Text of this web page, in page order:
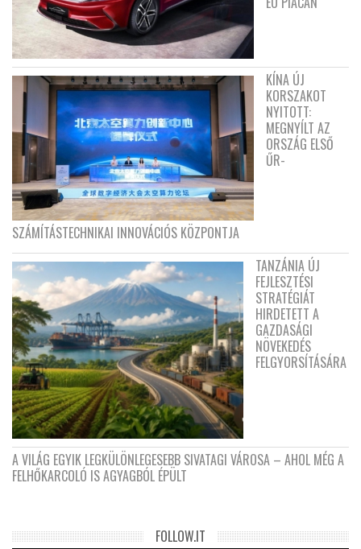
KÍNA ÚJ
KORSZAKOT
NYITOTT:
MEGNYÍLT AZ
ORSZÁG ELSŐ
ŰR-
SZÁMÍTÁSTECHNIKAI INNOVÁCIÓS KÖZPONTJA
TANZÁNIA ÚJ
FEJLESZTÉSI
STRATÉGIÁT
HIRDETETT A
GAZDASÁGI
NÖVEKEDÉS
FELGYORSÍTÁSÁRA
A VILÁG EGYIK LEGKÜLÖNLEGESEBB SIVATAGI VÁROSA – AHOL MÉG A
FELHŐKARCOLÓ IS AGYAGBÓL ÉPÜLT
FOLLOW.IT